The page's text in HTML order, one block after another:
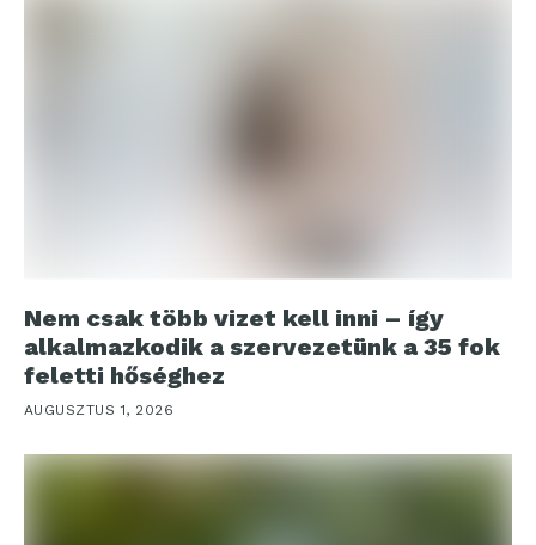
Nem csak több vizet kell inni – így
alkalmazkodik a szervezetünk a 35 fok
feletti hőséghez
AUGUSZTUS 1, 2026